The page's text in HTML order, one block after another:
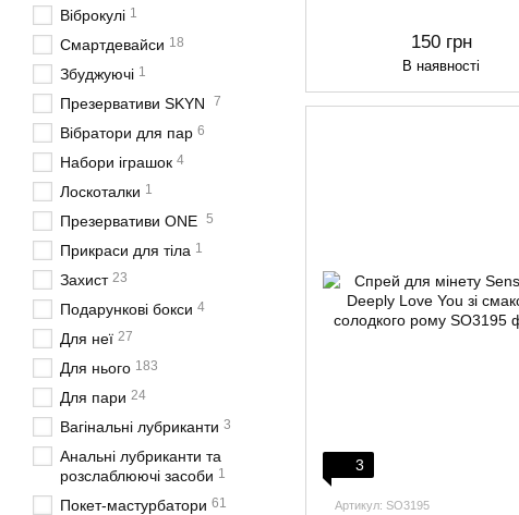
150 грн
В наявності
3
Артикул: SO3195
Віброкулі 1
Смартдевайси 18
Збуджуючі 1
Презервативи SKYN 7
Вібратори для пар 6
Набори іграшок 4
Лоскоталки 1
Презервативи ONE 5
Прикраси для тіла 1
Захист 23
Подарункові бокси 4
Для неї 27
Для нього 183
Для пари 24
Вагінальні лубриканти 3
Анальні лубриканти та
розслаблюючі засоби 1
Покет-мастурбатори 61